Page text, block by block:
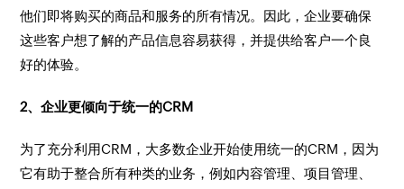
他们即将购买的商品和服务的所有情况。因此，企业要确保
这些客户想了解的产品信息容易获得，并提供给客户一个良
好的体验。
2、企业更倾向于统一的CRM
为了充分利用CRM，大多数企业开始使用统一的CRM，因为
它有助于整合所有种类的业务，例如内容管理、项目管理、